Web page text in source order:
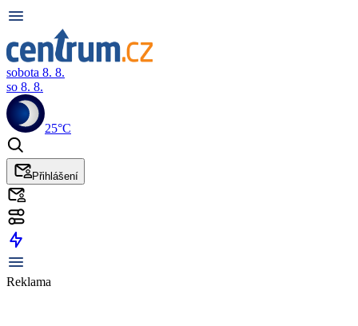
sobota 8. 8.
so 8. 8.
25°C
Přihlášení
Reklama